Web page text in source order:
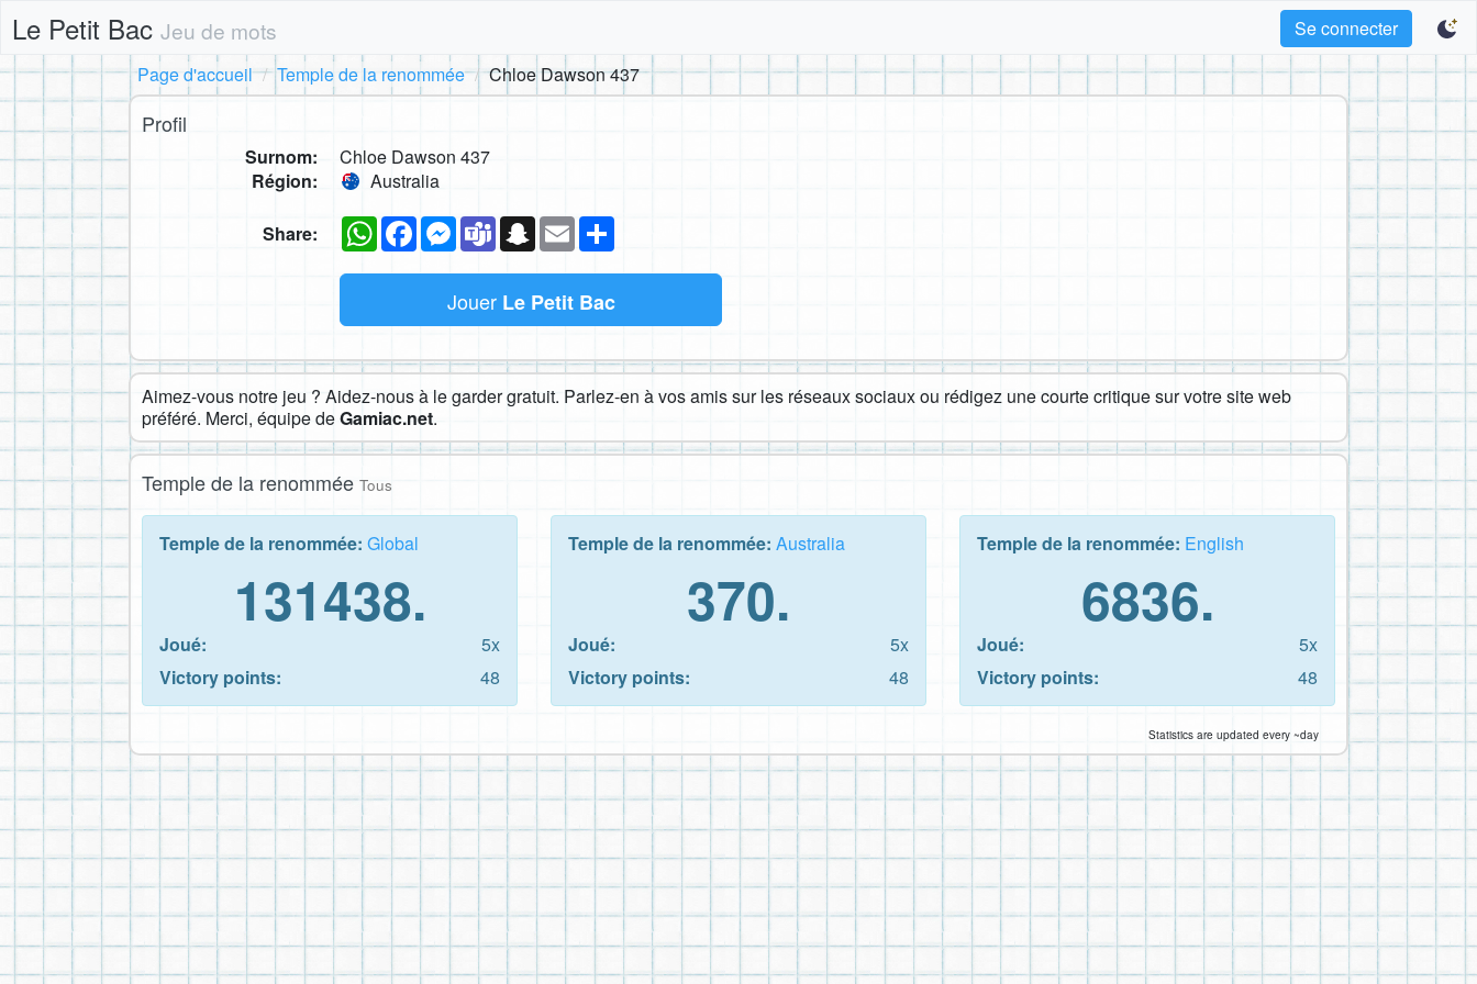
Le Petit Bac Jeu de mots
Se connecter
Page d'accueil
Temple de la renommée Chloe Dawson 437
Profil
Surnom:
Chloe Dawson 437
Région:
Australia
Share: WhatsAppFacebookMessenger
TeamsSnapchat
Email
Jouer Le Petit Bac
Aimez-vous notre jeu ? Aidez-nous à le garder gratuit. Parlez-en à vos amis sur les réseaux sociaux ou rédigez une courte critique sur votre site web
préféré. Merci, équipe deGamiac.net.
Temple de la renommée Tous
Temple de la renommée: Global
131438.
Joué:
5x
Victory points:
48
Temple de la renommée: Australia
370.
Joué:
5x
Victory points:
48
Temple de la renommée: English
6836.
Joué:
5x
Victory points:
48
Statistics are updated every ~day